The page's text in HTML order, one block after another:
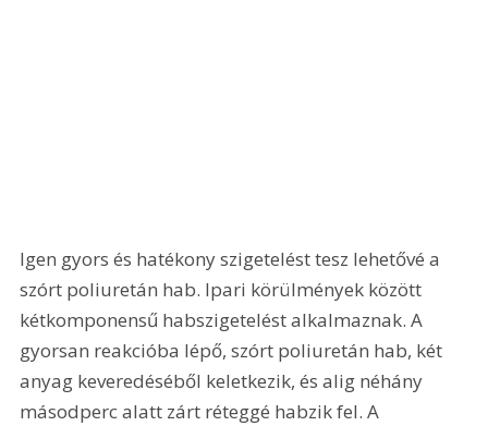
Igen gyors és hatékony szigetelést tesz lehetővé a
szórt poliuretán hab. Ipari körülmények között
kétkomponensű habszigetelést alkalmaznak. A
gyorsan reakcióba lépő, szórt poliuretán hab, két
anyag keveredéséből keletkezik, és alig néhány
másodperc alatt zárt réteggé habzik fel. A